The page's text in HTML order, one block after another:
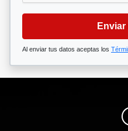
Al enviar tus datos aceptas los